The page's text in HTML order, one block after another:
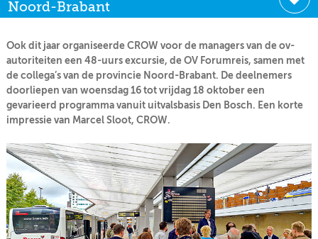
KENNIS
NETWERK V&V
Noord-Brabant
Ook dit jaar organiseerde CROW voor de managers van de ov-
autoriteiten een 48-uurs excursie, de OV Forumreis, samen met
de collega’s van de provincie Noord-Brabant. De deelnemers
doorliepen van woensdag 16 tot vrijdag 18 oktober een
gevarieerd programma vanuit uitvalsbasis Den Bosch. Een korte
impressie van Marcel Sloot, CROW.